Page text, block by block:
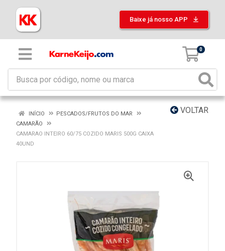
Baixe já nosso APP
0
VOLTAR
INÍCIO
PESCADOS/FRUTOS DO MAR
CAMARÃO
CAMARAO INTEIRO 60/75 COZIDO MARIS 500G CAIXA
40UND